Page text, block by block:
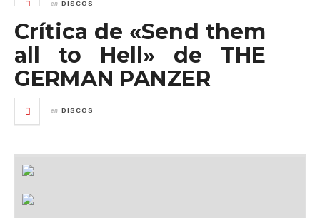
en DISCOS
Crítica de «Send them
all to Hell» de THE
GERMAN PANZER
en DISCOS